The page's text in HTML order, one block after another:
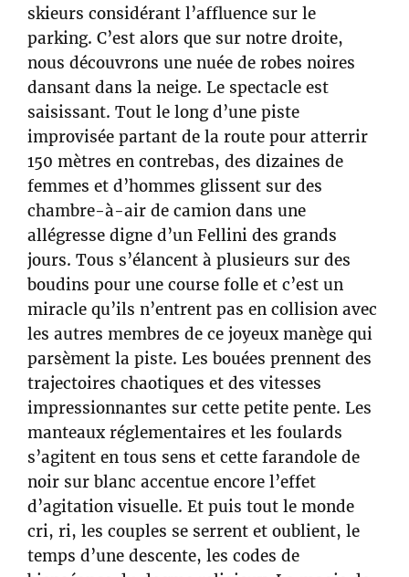
skieurs considérant l’affluence sur le
parking. C’est alors que sur notre droite,
nous découvrons une nuée de robes noires
dansant dans la neige. Le spectacle est
saisissant. Tout le long d’une piste
improvisée partant de la route pour atterrir
150 mètres en contrebas, des dizaines de
femmes et d’hommes glissent sur des
chambre-à-air de camion dans une
allégresse digne d’un Fellini des grands
jours. Tous s’élancent à plusieurs sur des
boudins pour une course folle et c’est un
miracle qu’ils n’entrent pas en collision avec
les autres membres de ce joyeux manège qui
parsèment la piste. Les bouées prennent des
trajectoires chaotiques et des vitesses
impressionnantes sur cette petite pente. Les
manteaux réglementaires et les foulards
s’agitent en tous sens et cette farandole de
noir sur blanc accentue encore l’effet
d’agitation visuelle. Et puis tout le monde
cri, ri, les couples se serrent et oublient, le
temps d’une descente, les codes de